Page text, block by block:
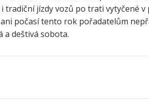
tradiční jízdy vozů po trati vytyčené
počasí tento rok pořadatelům
a deštivá sobota.